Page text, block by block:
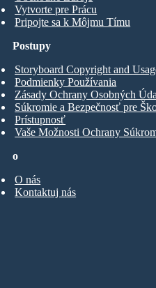
Vytvorte pre Prácu
Pripojte sa k Môjmu Tímu
o
O nás
Kontaktuj nás
Postupy
Storyboard Copyright and
Podmienky Používania
Zásady Ochrany Osobných
Súkromie a Bezpečnosť pre
Prístupnosť
Vaše Možnosti Ochrany